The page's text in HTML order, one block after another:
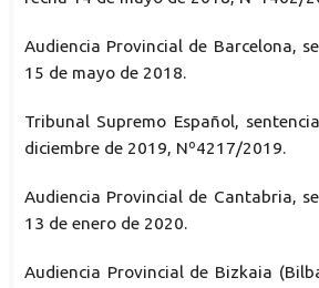
Audiencia Provincial de Barcelona,
15 de mayo de 2018.
Tribunal Supremo Español,
diciembre de 2019, Nº4217/2019.
Audiencia Provincial de Cantabria,
13 de enero de 2020.
Audiencia Provincial de Bizkaia